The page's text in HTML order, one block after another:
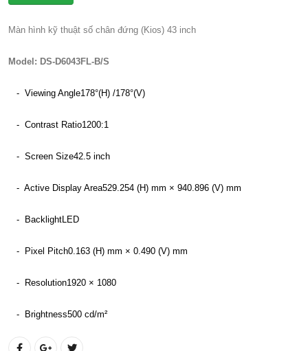
Màn hình kỹ thuật số chân đứng (Kios) 43 inch
Model: DS-D6043FL-B/S
- Viewing Angle178°(H) /178°(V)
- Contrast Ratio1200:1
- Screen Size42.5 inch
- Active Display Area529.254 (H) mm × 940.896 (V) mm
- Backlight LED
- Pixel Pitch0.163 (H) mm × 0.490 (V) mm
- Resolution1920 × 1080
- Brightness500 cd/m²